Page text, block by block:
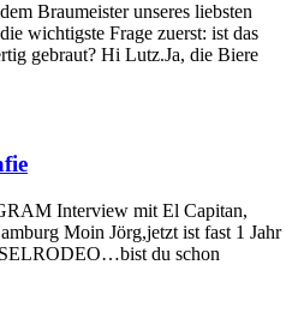
Braumeister unseres liebsten
wichtigste Frage zuerst: ist das
gebraut? Hi Lutz.Ja, die Biere
Interview mit El Capitan,
Moin Jörg,jetzt ist fast 1 Jahr
du schon